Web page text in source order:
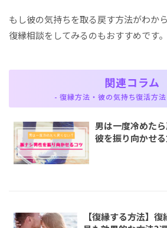
もし彼の気持ちを取る戻す方法がわか
復縁相談をしてみるのもおすすめです。
関連コラム
- 復縁方法・彼の気持ち復活方
男は一度冷めた
彼を振り向かせ
【復縁する方法】